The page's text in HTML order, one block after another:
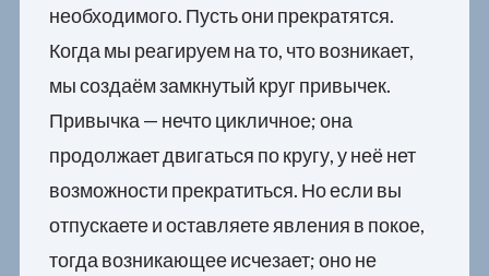
необходимого. Пусть они прекратятся.
Когда мы реагируем на то, что возникает,
мы создаём замкнутый круг привычек.
Привычка — нечто цикличное; она
продолжает двигаться по кругу, у неё нет
возможности прекратиться. Но если вы
отпускаете и оставляете явления в покое,
тогда возникающее исчезает; оно не